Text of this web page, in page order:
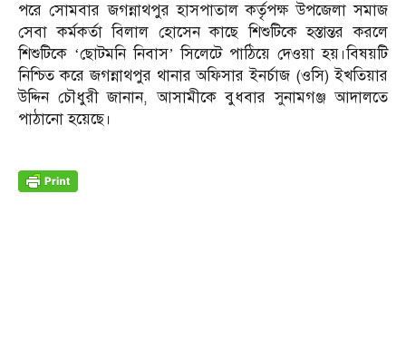
পরে সোমবার জগন্নাথপুর হাসপাতাল কর্তৃপক্ষ উপজেলা সমাজ
সেবা কর্মকর্তা বিলাল হোসেন কাছে শিশুটিকে হস্তান্তর করলে
শিশুটিকে ‘ছোটমনি নিবাস’ সিলেটে পাঠিয়ে দেওয়া হয়।বিষয়টি
নিশ্চিত করে জগন্নাথপুর থানার অফিসার ইনর্চাজ (ওসি) ইখতিয়ার
উদ্দিন চৌধুরী জানান, আসামীকে বুধবার সুনামগঞ্জ আদালতে
পাঠানো হয়েছে।